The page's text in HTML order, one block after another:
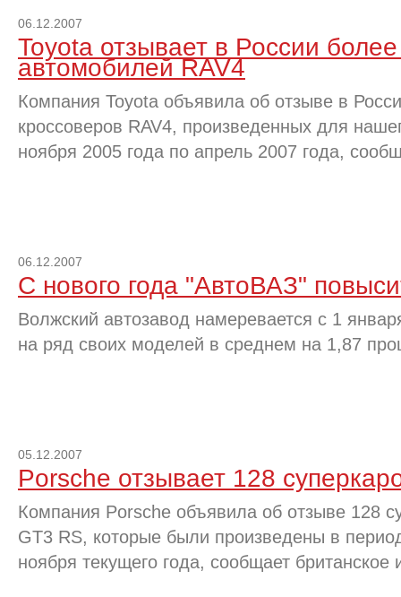
06.12.2007
Toyota отзывает в России
автомобилей RAV4
Компания Toyota объявила об отзыве в
кроссоверов RAV4, произведенных для
ноября 2005 года по апрель 2007 года,
06.12.2007
С нового года "АвтоВАЗ"
Волжский автозавод намеревается с 1
на ряд своих моделей в среднем на 1,87
05.12.2007
Porsche отзывает 128
Компания Porsche объявила об отзыве 128
GT3 RS, которые были произведены в
ноября текущего года, сообщает британское